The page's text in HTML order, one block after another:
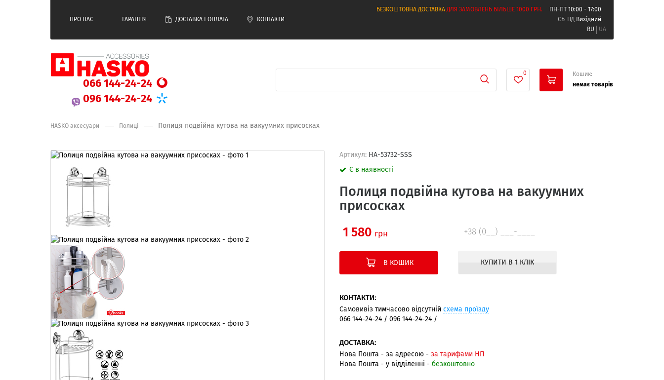
ПРО НАС ГАРАНТІЯ ДОСТАВКА І ОПЛАТА КОНТАКТИ
БЕЗКОШТОВНА ДОСТАВКА ДЛЯ ЗАМОВЛЕНЬ БІЛЬШЕ 1000 ГРН. ПН-ПТ
10:00 - 17:00
СБ-НД Вихідний
RU
UA
066 144-24-24
096 144-24-24
0
Кошик:
немає товарів
HASKO аксесуари Полиці Полиця подвійна кутова на вакуумних присосках
Артикул: HA-53732-SSS
Є в наявності
Полиця подвійна кутова на вакуумних
присосках
1 580 грн
В КОШИК КУПИТИ В 1 КЛІК
КОНТАКТИ:
Самовивіз тимчасово відсутній схема проїзду
066 144-24-24 / 096 144-24-24 /
ДОСТАВКА:
Нова Пошта - за адресою - за тарифами НП
Нова Пошта - у відділенні - безкоштовно